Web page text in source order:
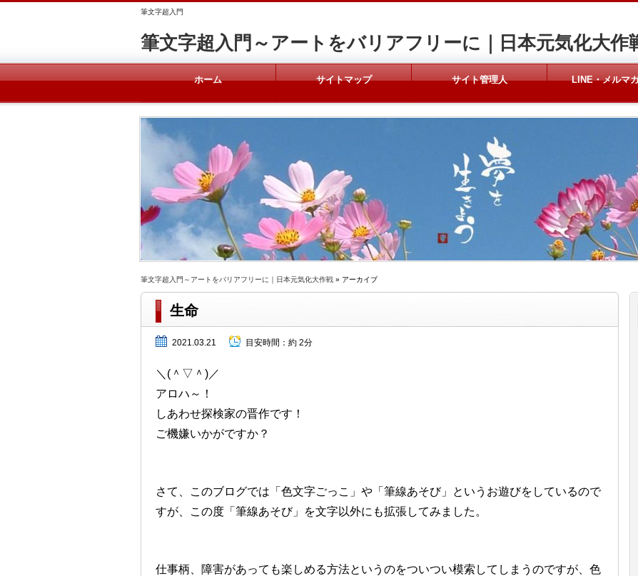
筆文字超入門
筆文字超入門～アートをバリアフリーに｜日本元気化大作
ホーム サイトマップ サイト管理人 LINE・メルマ
筆文字超入門～アートをバリアフリーに｜日本元気化大作戦 » アーカイブ
生命
2021.03.21 目安時間： 約 2分
＼(＾▽＾)／
アロハ～！
しあわせ探検家の晋作です！
ご機嫌いかがですか？
さて、このブログでは「色文字ごっこ」や「筆線あそび」というお遊びをしているので
すが、この度「筆線あそび」を文字以外にも拡張してみました。
仕事柄、障害があっても楽しめる方法というのをついつい模索してしまうのですが、色